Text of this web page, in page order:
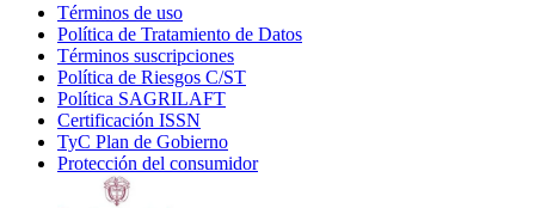
Términos de uso
in
new
window
Política de Tratamiento de Datos
Términos suscripciones
in
Política de Riesgos C/ST
Política SAGRILAFT
new
window
Certificación ISSN
in
new
TyC Plan de Gobierno
in
Protección del consumidorOpens